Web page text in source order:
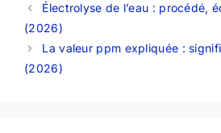
Électrolyse de l’eau : procédé,
(2026)
La valeur ppm expliquée :
(2026)